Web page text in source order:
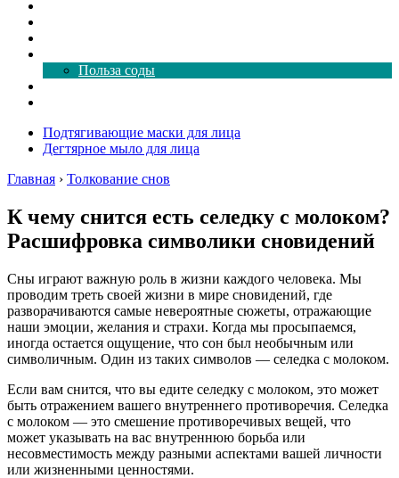
Польза соды
Подтягивающие маски для лица
Дегтярное мыло для лица
Главная › Толкование снов
К чему снится есть селедку с молоком?
Расшифровка символики сновидений
Сны играют важную роль в жизни каждого человека. Мы
проводим треть своей жизни в мире сновидений, где
разворачиваются самые невероятные сюжеты, отражающие
наши эмоции, желания и страхи. Когда мы просыпаемся,
иногда остается ощущение, что сон был необычным или
символичным. Один из таких символов — селедка с молоком.
Если вам снится, что вы едите селедку с молоком, это может
быть отражением вашего внутреннего противоречия. Селедка
с молоком — это смешение противоречивых вещей, что
может указывать на вас внутреннюю борьба или
несовместимость между разными аспектами вашей личности
или жизненными ценностями.